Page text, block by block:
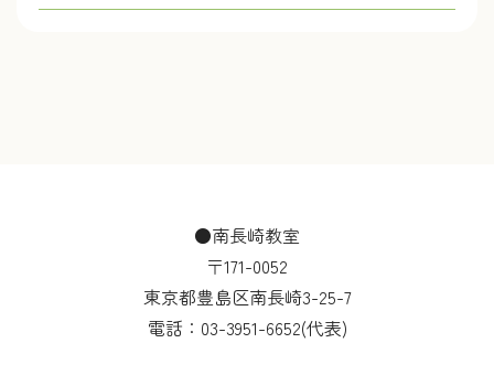
●南長崎教室
〒171-0052
東京都豊島区南長崎3-25-7
電話： 03-3951-6652(代表)